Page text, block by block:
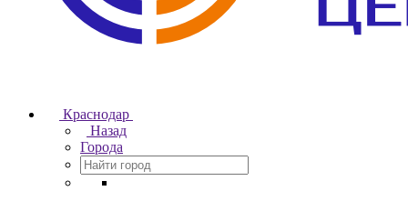
Краснодар
Назад
Города